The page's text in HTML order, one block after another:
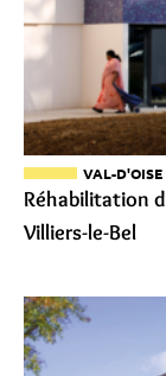
VAL-D'OISE
Réhabilitation
Villiers-le-Bel